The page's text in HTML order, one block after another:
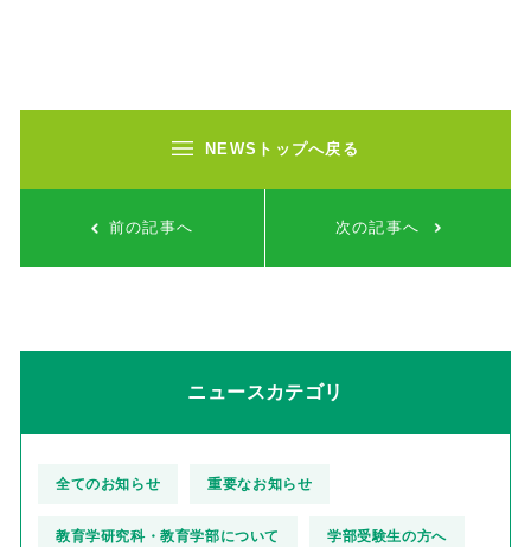
前の記事へ
NEWSトップへ戻る
次の記事へ
ニュースカテゴリ
全てのお知らせ 重要なお知らせ
教育学研究科・教育学部について 学部受験生の方へ